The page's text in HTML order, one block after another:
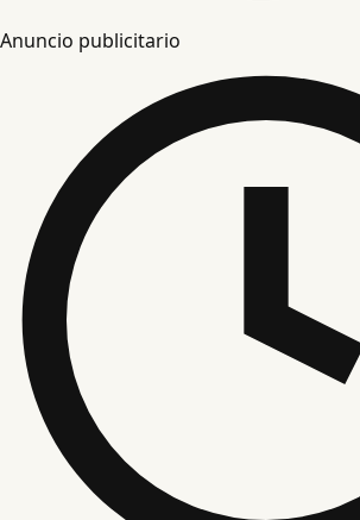
Anuncio publicitario